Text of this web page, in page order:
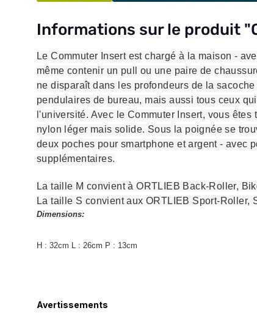
Informations sur le produit
Le Commuter Insert est chargé à la maison -
même contenir un pull ou une paire de
ne disparaît dans les profondeurs de la
pendulaires de bureau, mais aussi tous ceux
l'université. Avec le Commuter Insert, vous
nylon léger mais solide. Sous la poignée se
deux poches pour smartphone et argent - avec
supplémentaires.
La taille M convient à ORTLIEB Back-Roller,
La taille S convient aux ORTLIEB Sport-Roller,
Dimensions:
H : 32cm L : 26cm P : 13cm
Avertissements